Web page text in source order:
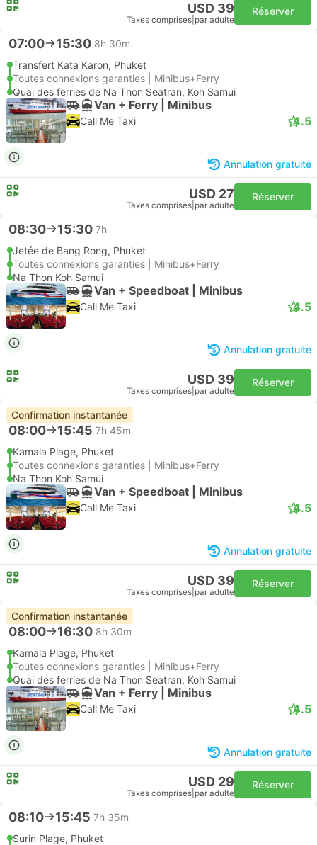
USD 39
Taxes comprises par adulte
Réserver
07:00 15:30 8h 30m
Transfert Kata Karon, Phuket
Toutes connexions garanties | Minibus+Ferry
Quai des ferries de Na Thon Seatran, Koh Samui
Van + Ferry | Minibus
Call Me Taxi 4.5
Annulation gratuite
USD 27
Taxes comprises par adulte
Réserver
08:30 15:30 7h
Jetée de Bang Rong, Phuket
Toutes connexions garanties | Minibus+Ferry
Na Thon Koh Samui
Van + Speedboat | Minibus
Call Me Taxi 4.5
Annulation gratuite
USD 39
Taxes comprises par adulte
Réserver
Confirmation instantanée
08:00 15:45 7h 45m
Kamala Plage, Phuket
Toutes connexions garanties | Minibus+Ferry
Na Thon Koh Samui
Van + Speedboat | Minibus
Call Me Taxi 4.5
Annulation gratuite
USD 39
Taxes comprises par adulte
Réserver
Confirmation instantanée
08:00 16:30 8h 30m
Kamala Plage, Phuket
Toutes connexions garanties | Minibus+Ferry
Quai des ferries de Na Thon Seatran, Koh Samui
Van + Ferry | Minibus
Call Me Taxi 4.5
Annulation gratuite
USD 29
Taxes comprises par adulte
Réserver
08:10 15:45 7h 35m
Surin Plage, Phuket